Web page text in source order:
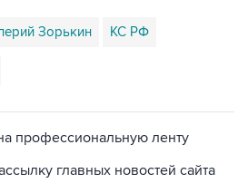
Зорькин КС РФ
профессиональную ленту
главных новостей сайта